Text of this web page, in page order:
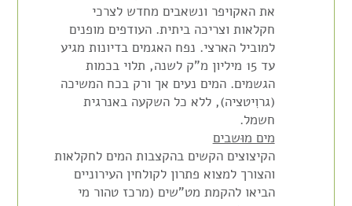
את האקויפר ונשאבים מחדש לצרכי
חקלאות וצריכה ביתית. העודפים מופנים
למוביל הארצי. נפח האגמים בדיונות מגיע
עד 15 מיליון מ"ק לשנה, תלוי בכמות
הגשמים. המים נעים אך ורק בכח המשיכה
(גרוִיטציה), ללא כל השקעה באנרגית
חשמל.
מים מוּשבים
הקיצוצים הקשים בהקצבות המים לחקלאות
והצורך למצוא פתרון לקולחין העירוניים
הביאו להקמת מט"שים (מרכז טהור מי